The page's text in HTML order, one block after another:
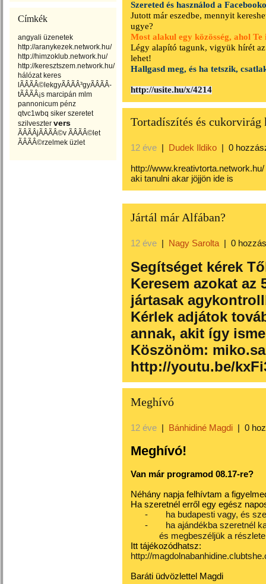
Címkék
angyali üzenetek
http://aranykezek.network.hu/
http://himzoklub.network.hu/
http://keresztszem.network.hu/
hálózat keres
lÃÂÃÂ©lekgyÃÂÃÂ³gyÃÂÃÂ­
tÃÂÃÂ¡s marcipán mlm
pannonicum pénz
qtvc1wbq siker szeretet
szilveszter vers
ÃÂÃÂjÃÂÃÂ©v ÃÂÃÂ©let
ÃÂÃÂ©rzelmek üzlet
Szereted és használod a
Jutott már eszedbe, mennyit
ugye?
Most alakul egy közösség, ahol
Légy alapító tagunk, vigyük hírét
lehet!
Hallgasd meg, és ha tetszik,
http://usite.hu/x/4214
Tortadíszítés és cukorvirág
12 éve | Dudek Ildiko | 0
http://www.kreativtorta.network.hu/
aki tanulni akar jöjjön ide is
Jártál már Alfában?
12 éve | Nagy Sarolta | 0
Segítséget kérek
Keresem azokat az
jártasak
Kérlek adjátok
annak, akit így
Köszönöm:
http://youtu.be/
Meghívó
12 éve | Bánhidiné Magdi | 0
Meghívó!
Van már programod 08.17-re?
Néhány napja felhívtam a
Ha szeretnél erről egy egész
-
ha budapesti vagy, és
-
ha ajándékba szeretnél
és megbeszéljük a
Itt tájékozódhatsz:
http://
Baráti üdvözlettel Magdi